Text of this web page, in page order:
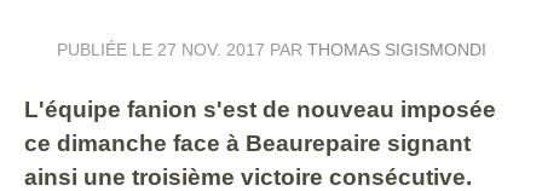
PUBLIÉE LE 27 NOV. 2017 PAR THOMAS SIGISMONDI
L'équipe fanion s'est de nouveau imposée
ce dimanche face à Beaurepaire signant
ainsi une troisième victoire consécutive.